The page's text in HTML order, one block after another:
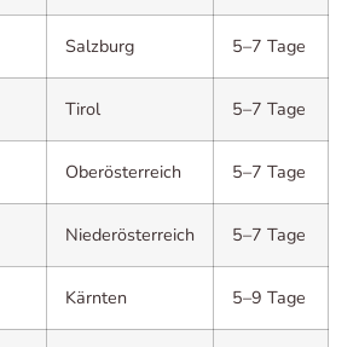
Salzburg 5–7 Tage
Tirol 5–7 Tage
Oberösterreich 5–7 Tage
Niederösterreich 5–7 Tage
Kärnten 5–9 Tage